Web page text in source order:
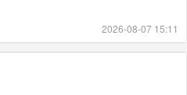
2026-08-07 15:11